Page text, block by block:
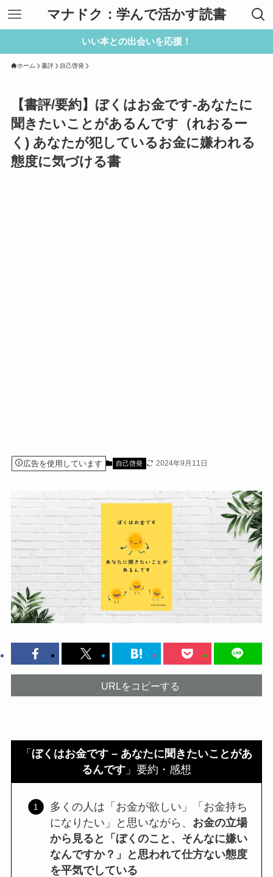
マナドク：学んで活かす読書
いい本との出会いを応援！
ホーム 書評 自己啓発
【書評/要約】ぼくはお金です-あなたに
聞きたいことがあるんです（れおるー
く) あなたが犯しているお金に嫌われる
態度に気づける書
広告を使用しています 自己啓発 2024年9月11日
URLをコピーする
「 ぼくはお金です – あなたに聞きたいことがあ
るんです 」要約・感想
多くの人は「お金が欲しい」「お金持ち
になりたい」と思いながら、 お金の立場
から見ると「ぼくのこと、そんなに嫌い
なんですか？」と思われて仕方ない態度
を平気でしている